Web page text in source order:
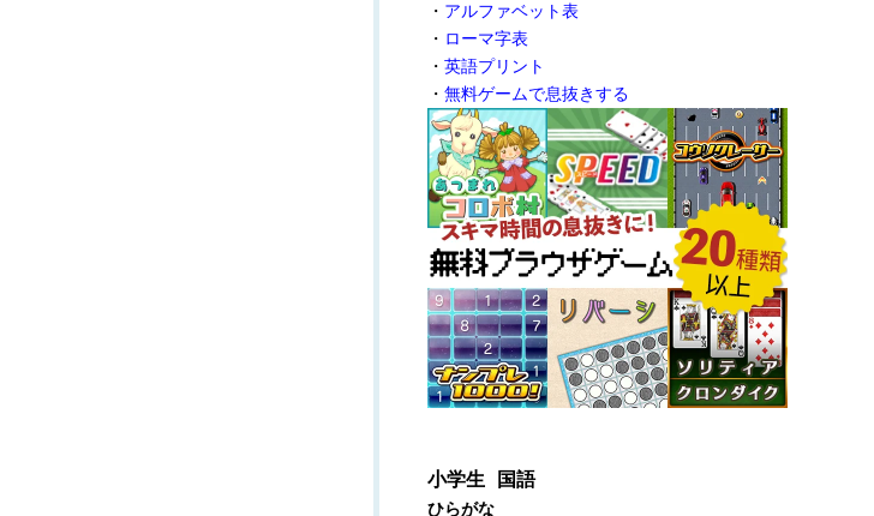
・ アルファベット表
・ ローマ字表
・ 英語プリント
・ 無料ゲームで息抜きする
小学生 国語
ひらがな